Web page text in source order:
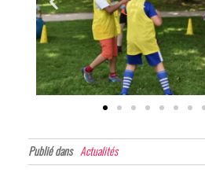
Publié dans Actualités